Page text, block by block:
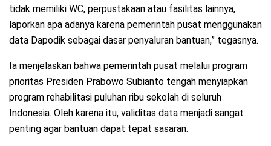
tidak memiliki WC, perpustakaan atau fasilitas lainnya,
laporkan apa adanya karena pemerintah pusat menggunakan
data Dapodik sebagai dasar penyaluran bantuan,” tegasnya.
Ia menjelaskan bahwa pemerintah pusat melalui program
prioritas Presiden Prabowo Subianto tengah menyiapkan
program rehabilitasi puluhan ribu sekolah di seluruh
Indonesia. Oleh karena itu, validitas data menjadi sangat
penting agar bantuan dapat tepat sasaran.